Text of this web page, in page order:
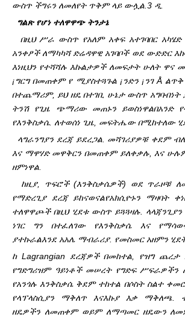
ውስጥ ችግሩን ለመለየት ጥቅም ላይ ውሏል. 3 ዲ.
ግልጽ የሆነ ተለዋዋጭ ትንታኔ
በዚህ ሥራ ውስጥ የአለም አቀፍ አተገባበር አካሄድ
አንቀፆች ለማካካሻ ድሬዳዋዊ አገባቦች ወደ ውድድር
እነዚህን የተሻሻሉ እኩልታዎች ለመፍታት ሁለት ዋና
¡ግርግ በመጠቀም የ ሚያስተጓጉል ¡ንድን ¡ንገ Å
በተጨማሪም, ይህ ዘዴ በተገቢ ሁኔታ ውስጥ
ትንሽ የጊዜ ጭማሪው መጠኑን ይወስነዋልበአንድ
የእንቅስቃሴ. ለተወሰነ ጊዜ, መፍትሔው በሚከተለው
ላግራንግያን ደረጃ ይደረጋል. መሻገሪያዎቹ ቀደም
እና ማዋሃድ መዋቅርን በመጠቀም ይለቀቃሉ, እና
ዘምነዋል.
ከዚያ, ጥፍሮች (እንቅስቃሴዎች) ወደ ጥራዞቹ
የማድረጊያ ደረጃ ይከናወናልየአክሲዮኑን ማዛባት
ተለዋዋጮች በዚህ ሂደቱ ውስጥ ይጓጓዛሉ.
ነገር ግን በተፈለገው የእንቅስቃሴ እና
ያተኩራልእንደ አአሌ ማብራሪያ. የመስመር አዘምን
ከ Lagrangian ደረጃዎች በመከተል, የዝግ ጨረታ
የግድግሪዝም ዓይነቶች መሠረት የግድፍ ሥፍራዎችን
የአንጎሉ እንቅስቃሴ ቅደም ተከተል በሶስት ስልተ
የላፕላስሲያን ማቅለጥ እናእኩያ እቃ ማቅለጫ.
ዘዴዎችን ለመጠቀም ወይም ለማጣመር ዘዴውን